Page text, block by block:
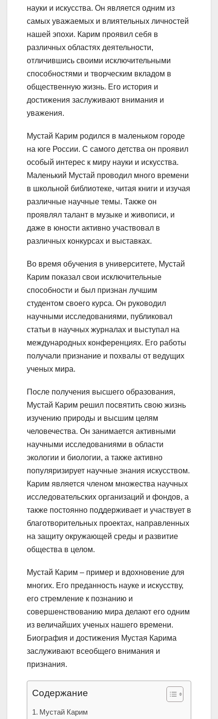
науки и искусства. Он является одним из
самых уважаемых и влиятельных личностей
нашей эпохи. Карим проявил себя в
различных областях деятельности,
отличившись своими исключительными
способностями и творческим вкладом в
общественную жизнь. Его история и
достижения заслуживают внимания и
уважения.
Мустай Карим родился в маленьком городе
на юге России. С самого детства он проявил
особый интерес к миру науки и искусства.
Маленький Мустай проводил много времени
в школьной библиотеке, читая книги и изучая
различные научные темы. Также он
проявлял талант в музыке и живописи, и
даже в юности активно участвовал в
различных конкурсах и выставках.
Во время обучения в университете, Мустай
Карим показал свои исключительные
способности и был признан лучшим
студентом своего курса. Он руководил
научными исследованиями, публиковал
статьи в научных журналах и выступал на
международных конференциях. Его работы
получали признание и похвалы от ведущих
ученых мира.
После получения высшего образования,
Мустай Карим решил посвятить свою жизнь
изучению природы и высшим целям
человечества. Он занимается активными
научными исследованиями в области
экологии и биологии, а также активно
популяризирует научные знания искусством.
Карим является членом множества научных
исследовательских организаций и фондов, а
также постоянно поддерживает и участвует в
благотворительных проектах, направленных
на защиту окружающей среды и развитие
общества в целом.
Мустай Карим – пример и вдохновение для
многих. Его преданность науке и искусству,
его стремление к познанию и
совершенствованию мира делают его одним
из величайших ученых нашего времени.
Биография и достижения Мустая Карима
заслуживают всеобщего внимания и
признания.
Содержание
Мустай Карим